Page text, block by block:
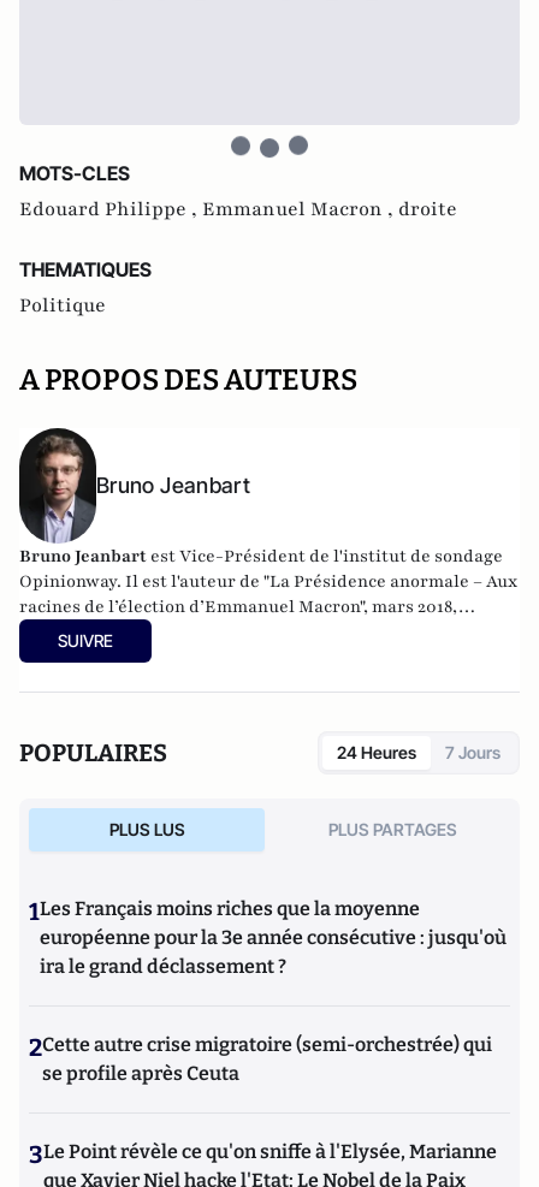
MOTS-CLES
Edouard Philippe , Emmanuel Macron , droite
THEMATIQUES
Politique
A PROPOS DES AUTEURS
Bruno Jeanbart
Bruno Jeanbart est Vice-Président de l'institut de sondage
Opinionway. Il est l'auteur de "La Présidence anormale – Aux
racines de l’élection d’Emmanuel Macron", mars 2018,
éditions Cent Mille Milliards / Descartes & Cie.
SUIVRE
POPULAIRES 24 Heures 7 Jours
PLUS LUS PLUS PARTAGES
1Les Français moins riches que la moyenne
européenne pour la 3e année consécutive : jusqu'où
ira le grand déclassement ?
2Cette autre crise migratoire (semi-orchestrée) qui
se profile après Ceuta
3Le Point révèle ce qu'on sniffe à l'Elysée, Marianne
que Xavier Niel hacke l'Etat; Le Nobel de la Paix